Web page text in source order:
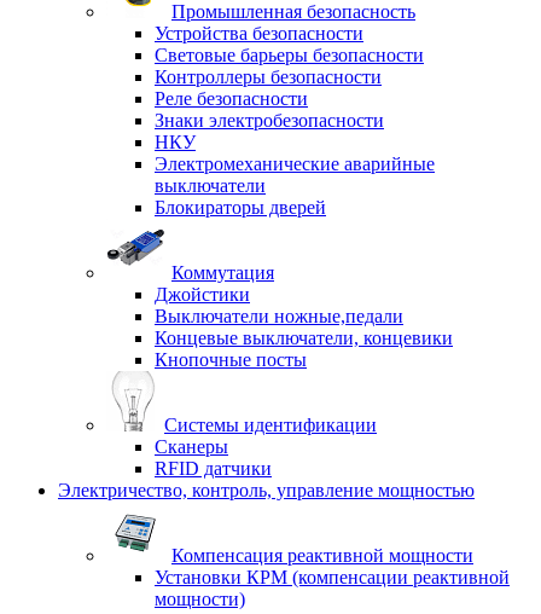
Промышленная безопасность
Устройства безопасности
Световые барьеры безопасности
Контроллеры безопасности
Реле безопасности
Знаки электробезопасности
НКУ
Электромеханические аварийные
выключатели
Блокираторы дверей
Коммутация
Джойстики
Выключатели ножные,педали
Концевые выключатели, концевики
Кнопочные посты
Системы идентификации
Сканеры
RFID датчики
Электричество, контроль, управление мощностью
Компенсация реактивной мощности
Установки КРМ (компенсации реактивной
мощности)